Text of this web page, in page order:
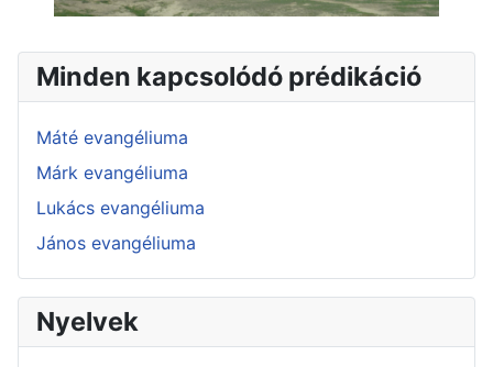
Minden kapcsolódó prédikáció
Máté evangéliuma
Márk evangéliuma
Lukács evangéliuma
János evangéliuma
Nyelvek